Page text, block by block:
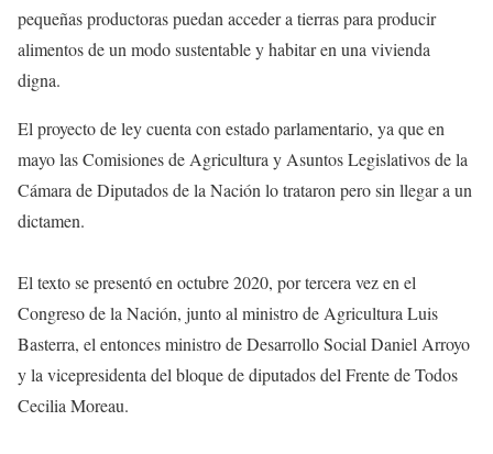
pequeñas productoras puedan acceder a tierras para producir
alimentos de un modo sustentable y habitar en una vivienda
digna.
El proyecto de ley cuenta con estado parlamentario, ya que en
mayo las Comisiones de Agricultura y Asuntos Legislativos de la
Cámara de Diputados de la Nación lo trataron pero sin llegar a un
dictamen.
El texto se presentó en octubre 2020, por tercera vez en el
Congreso de la Nación, junto al ministro de Agricultura Luis
Basterra, el entonces ministro de Desarrollo Social Daniel Arroyo
y la vicepresidenta del bloque de diputados del Frente de Todos
Cecilia Moreau.